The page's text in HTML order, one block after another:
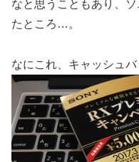
なと思うこともあり、
たところ…。
なにこれ、キャッシュ